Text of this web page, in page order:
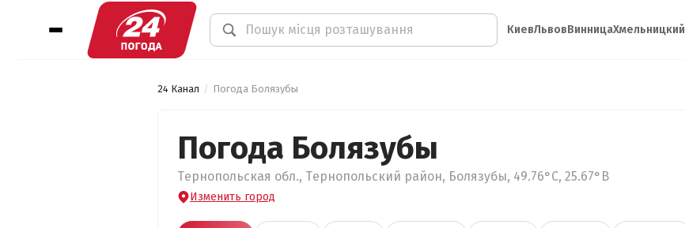
КиевЛьвовВинницаХмельницкий
24 Канал Погода Болязубы
Погода Болязубы
Тернопольская обл., Тернопольский район, Болязубы, 49.76°С, 25.67°В
Изменить город